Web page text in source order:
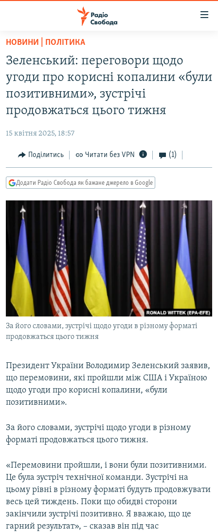
Перейти
основного
матеріалу
Перейти
до
основної
Перейти
пошукуКУЛЬТУРА
СПОРТ
СВІТ
ДОНБАС.РЕАЛІЇ
КРИМ.РЕАЛІЇ
ТИ ЯК?
КИТАЙ.ВИКЛИКИ
МУЛЬТИМЕДІА
ФОТО
СПЕЦПРОЄКТИ
ПОДКАСТИ
КРИМ РЕАЛІЇ
РУС
УКР
ДОЛУЧАЙСЯ!
Усі сайти RFE/RL
НОВИНИ | ПОЛІТИКА
Зеленський: переговори щодо
угоди про корисні копалини «були
позитивними», зустрічі
продовжаться цього тижня
15 квітня 2025, 18:57
Поділитись Читати без VPN (1)
Додати Радіо Свобода як бажане джерело в Google
За його словами, зустрічі щодо угоди в різному форматі
продовжаться цього тижня
Президент України Володимир Зеленський заявив,
що перемовини, які пройшли між США і Україною
щодо угоди про корисні копалини, «були
позитивними».
За його словами, зустрічі щодо угоди в різному
форматі продовжаться цього тижня.
«Перемовини пройшли, і вони були позитивними.
Це була зустріч технічної команди. Зустрічі на
цьому рівні в різному форматі будуть продовжувати
весь цей тиждень. Поки що обидві сторони
закінчили зустрічі позитивно. Я вважаю, що це
гарний результат», – сказав він під час